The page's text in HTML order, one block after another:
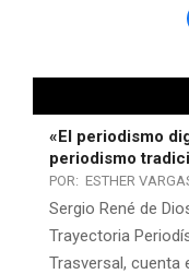
«El periodismo
periodismo
POR: ESTHER
Sergio René de
Trayectoria
Trasversal, cuenta